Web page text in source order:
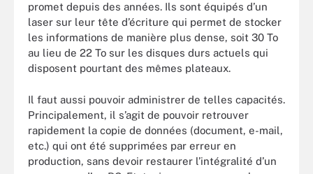
promet depuis des années. Ils sont équipés d’un
laser sur leur tête d’écriture qui permet de stocker
les informations de manière plus dense, soit 30 To
au lieu de 22 To sur les disques durs actuels qui
disposent pourtant des mêmes plateaux.
Il faut aussi pouvoir administrer de telles capacités.
Principalement, il s’agit de pouvoir retrouver
rapidement la copie de données (document, e-mail,
etc.) qui ont été supprimées par erreur en
production, sans devoir restaurer l’intégralité d’un